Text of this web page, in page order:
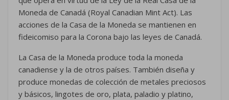
Moneda de Canadá (Royal Canadian Mint Act). Las
acciones de la Casa de la Moneda se mantienen en
fideicomiso para la Corona bajo las leyes de Canadá.
La Casa de la Moneda produce toda la moneda
canadiense y la de otros países. También diseña y
produce monedas de colección de metales preciosos
y básicos, lingotes de oro, plata, paladio y platino,